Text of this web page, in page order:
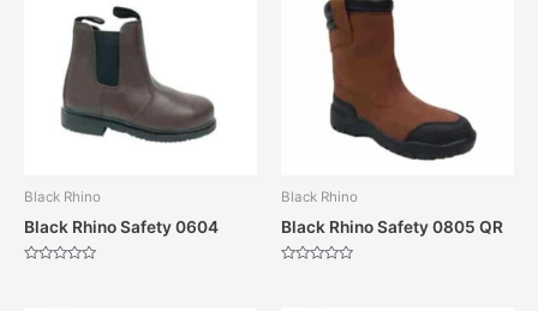
Black Rhino
Black Rhino Safety 0604
Black Rhino
Black Rhino Safety 0805 QR